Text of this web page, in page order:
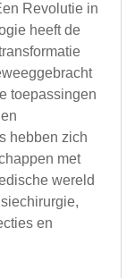
Revolutie in
heeft de
toepassingen
hebben zich
met
wereld
en